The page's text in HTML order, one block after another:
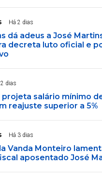
Há 2 dias
dá adeus a José
decreta luto oficial e
dias
salário mínimo de
reajuste superior a 5%
Há 3 dias
Vanda Monteiro
aposentado José